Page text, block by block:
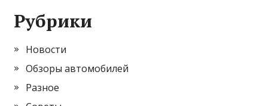
Рубрики
Новости
Обзоры автомобилей
Разное